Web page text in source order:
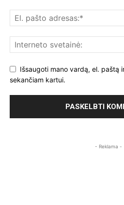
Išsaugoti mano vardą, el. paštą
sekančiam kartui.
- Reklama -